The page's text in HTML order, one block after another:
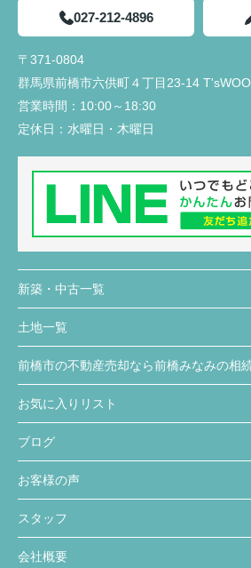
027-212-4896
〒371-0804
群馬県前橋市六供町４丁目23‐14
営業時間： 10:00～18:30
定休日： 水曜日・木曜日
新築・中古一覧
土地一覧
前橋市の不動産売却なら前橋みなみの相
お気に入りリスト
ブログ
お客様の声
スタッフ
会社概要